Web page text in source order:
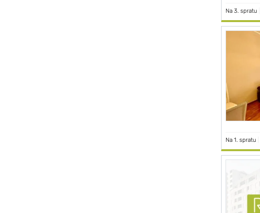
Na 3. spratu
Na 1. spratu